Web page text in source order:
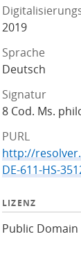
2019
Sprache
Deutsch
Signatur
8 Cod. Ms.
PURL
http://
DE-611-HS-
LIZENZ
Public Domain